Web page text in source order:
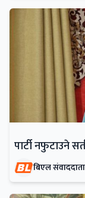
पार्टी नफुटाउने
बिएल संवाददाता